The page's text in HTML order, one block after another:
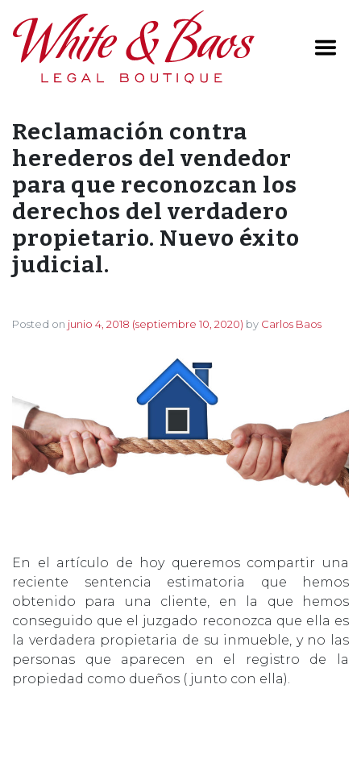
Main Navigation
Reclamación contra
herederos del vendedor
para que reconozcan los
derechos del verdadero
propietario. Nuevo éxito
judicial.
Posted on junio 4, 2018 (septiembre 10, 2020) by Carlos Baos
En el artículo de hoy queremos compartir una
reciente sentencia estimatoria que hemos
obtenido para una cliente, en la que hemos
conseguido que el juzgado reconozca que ella es
la verdadera propietaria de su inmueble, y no las
personas que aparecen en el registro de la
propiedad como dueños ( junto con ella).